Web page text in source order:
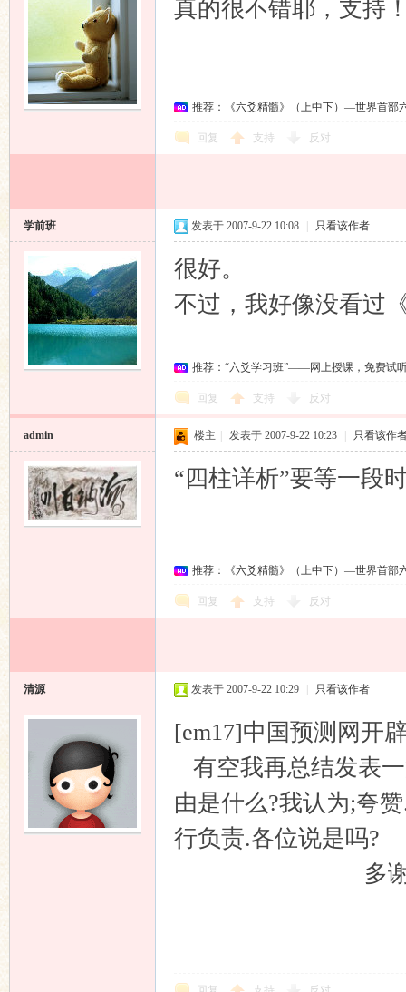
真的很不错耶，支持
推荐：《六爻精髓》（上中下）—世界首部
回复 支持 反对
学前班 发表于 2007-9-22 10:08 只看该作者
很好。
不过，我好像没看过
推荐：“六爻学习班”——网上授课，免费试
回复 支持 反对
admin 楼主 发表于 2007-9-22 10:23 只看该作
“四柱详析”要等一段
推荐：《六爻精髓》（上中下）—世界首部
回复 支持 反对
清源 发表于 2007-9-22 10:29 只看该作者
[em17]中国预测网开
有空我再总结发表
由是什么?我认为;夸
行负责.各位说是吗?
多谢各位